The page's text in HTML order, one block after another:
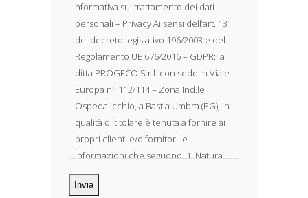
nformativa sul trattamento dei dati
personali – Privacy Ai sensi dell’art. 13
del decreto legislativo 196/2003 e del
Regolamento UE 676/2016 – GDPR: la
ditta PROGECO S.r.l. con sede in Viale
Europa n° 112/114 – Zona Ind.le
Ospedalicchio, a Bastia Umbra (PG), in
qualità di titolare è tenuta a fornire ai
propri clienti e/o fornitori le
informazioni che seguono. 1. Natura
dei dati personali Costituiscono
oggetto di trattamento i Suoi dati